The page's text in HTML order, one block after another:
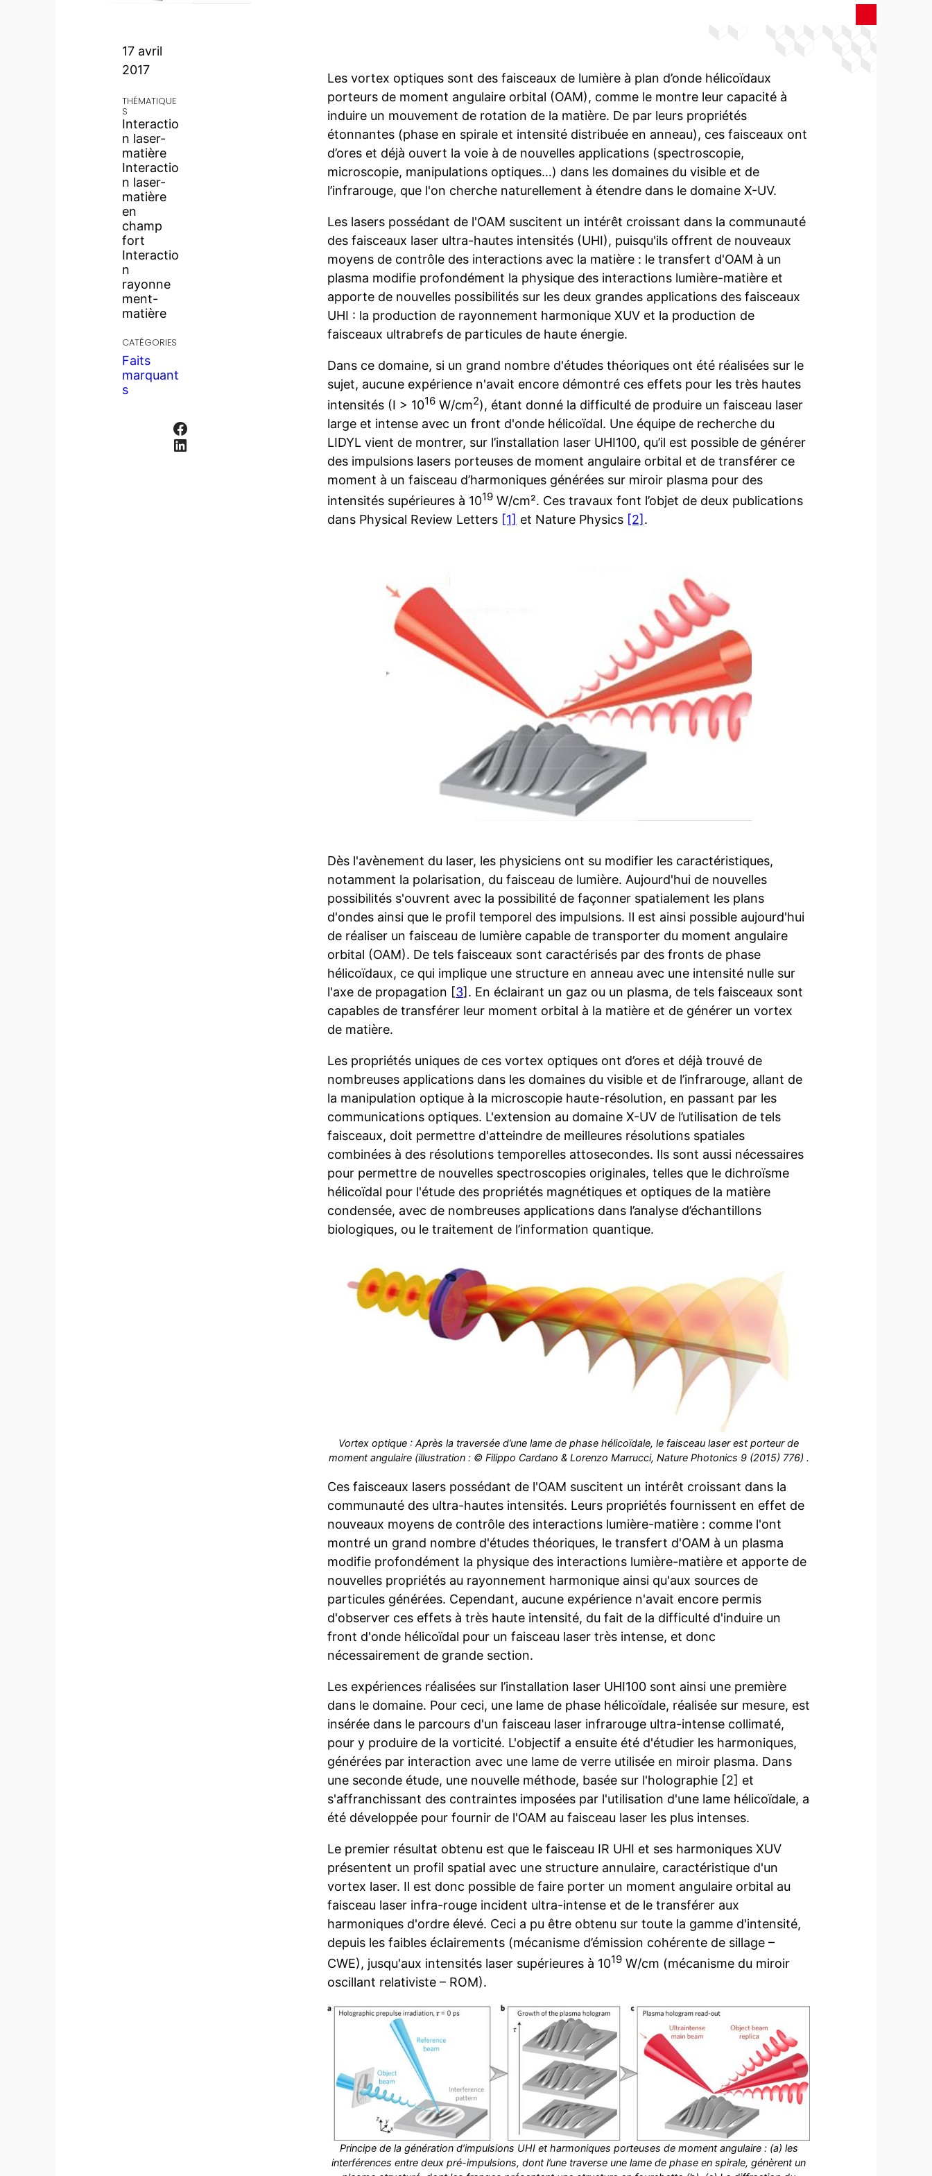
17 avril
2017
THÉMATIQUE
S
Interactio
n laser-
matière
Interactio
n laser-
matière
en
champ
fort
Interactio
n
rayonne
ment-
matière
CATÉGORIES
Faits
marquant
s
Facebook
LinkedIn
Les vortex optiques sont des faisceaux de lumière à plan d’onde hélicoïdaux
porteurs de moment angulaire orbital (OAM), comme le montre leur capacité à
induire un mouvement de rotation de la matière. De par leurs propriétés
étonnantes (phase en spirale et intensité distribuée en anneau), ces faisceaux ont
d’ores et déjà ouvert la voie à de nouvelles applications (spectroscopie,
microscopie, manipulations optiques…) dans les domaines du visible et de
l’infrarouge, que l'on cherche naturellement à étendre dans le domaine X-UV.
Les lasers possédant de l'OAM suscitent un intérêt croissant dans la communauté
des faisceaux laser ultra-hautes intensités (UHI), puisqu'ils offrent de nouveaux
moyens de contrôle des interactions avec la matière : le transfert d'OAM à un
plasma modifie profondément la physique des interactions lumière-matière et
apporte de nouvelles possibilités sur les deux grandes applications des faisceaux
UHI : la production de rayonnement harmonique XUV et la production de
faisceaux ultrabrefs de particules de haute énergie.
Dans ce domaine, si un grand nombre d'études théoriques ont été réalisées sur le
sujet, aucune expérience n'avait encore démontré ces effets pour les très hautes
intensités (I > 1016 W/cm2), étant donné la difficulté de produire un faisceau laser
large et intense avec un front d'onde hélicoïdal. Une équipe de recherche du
LIDYL vient de montrer, sur l’installation laser UHI100, qu’il est possible de générer
des impulsions lasers porteuses de moment angulaire orbital et de transférer ce
moment à un faisceau d’harmoniques générées sur miroir plasma pour des
intensités supérieures à 1019 W/cm². Ces travaux font l’objet de deux publications
dans Physical Review Letters [1] et Nature Physics [2] .
Dès l'avènement du laser, les physiciens ont su modifier les caractéristiques,
notamment la polarisation, du faisceau de lumière. Aujourd'hui de nouvelles
possibilités s'ouvrent avec la possibilité de façonner spatialement les plans
d'ondes ainsi que le profil temporel des impulsions. Il est ainsi possible aujourd'hui
de réaliser un faisceau de lumière capable de transporter du moment angulaire
orbital (OAM). De tels faisceaux sont caractérisés par des fronts de phase
hélicoïdaux, ce qui implique une structure en anneau avec une intensité nulle sur
l'axe de propagation [3]. En éclairant un gaz ou un plasma, de tels faisceaux sont
capables de transférer leur moment orbital à la matière et de générer un vortex
de matière.
Les propriétés uniques de ces vortex optiques ont d’ores et déjà trouvé de
nombreuses applications dans les domaines du visible et de l’infrarouge, allant de
la manipulation optique à la microscopie haute-résolution, en passant par les
communications optiques. L'extension au domaine X-UV de l’utilisation de tels
faisceaux, doit permettre d'atteindre de meilleures résolutions spatiales
combinées à des résolutions temporelles attosecondes. Ils sont aussi nécessaires
pour permettre de nouvelles spectroscopies originales, telles que le dichroïsme
hélicoïdal pour l'étude des propriétés magnétiques et optiques de la matière
condensée, avec de nombreuses applications dans l’analyse d’échantillons
biologiques, ou le traitement de l’information quantique.
Vortex optique : Après la traversée d’une lame de phase hélicoïdale, le faisceau laser est porteur de
moment angulaire (illustration : © Filippo Cardano & Lorenzo Marrucci, Nature Photonics 9 (2015) 776) .
Ces faisceaux lasers possédant de l'OAM suscitent un intérêt croissant dans la
communauté des ultra-hautes intensités. Leurs propriétés fournissent en effet de
nouveaux moyens de contrôle des interactions lumière-matière : comme l'ont
montré un grand nombre d'études théoriques, le transfert d'OAM à un plasma
modifie profondément la physique des interactions lumière-matière et apporte de
nouvelles propriétés au rayonnement harmonique ainsi qu'aux sources de
particules générées. Cependant, aucune expérience n'avait encore permis
d'observer ces effets à très haute intensité, du fait de la difficulté d'induire un
front d'onde hélicoïdal pour un faisceau laser très intense, et donc
nécessairement de grande section.
Les expériences réalisées sur l’installation laser UHI100 sont ainsi une première
dans le domaine. Pour ceci, une lame de phase hélicoïdale, réalisée sur mesure, est
insérée dans le parcours d'un faisceau laser infrarouge ultra-intense collimaté,
pour y produire de la vorticité. L'objectif a ensuite été d'étudier les harmoniques,
générées par interaction avec une lame de verre utilisée en miroir plasma. Dans
une seconde étude, une nouvelle méthode, basée sur l'holographie [2] et
s'affranchissant des contraintes imposées par l'utilisation d'une lame hélicoïdale, a
été développée pour fournir de l'OAM au faisceau laser les plus intenses.
Le premier résultat obtenu est que le faisceau IR UHI et ses harmoniques XUV
présentent un profil spatial avec une structure annulaire, caractéristique d'un
vortex laser. Il est donc possible de faire porter un moment angulaire orbital au
faisceau laser infra-rouge incident ultra-intense et de le transférer aux
harmoniques d'ordre élevé. Ceci a pu être obtenu sur toute la gamme d'intensité,
depuis les faibles éclairements (mécanisme d’émission cohérente de sillage –
CWE), jusqu'aux intensités laser supérieures à 1019 W/cm (mécanisme du miroir
oscillant relativiste – ROM).
Principe de la génération d’impulsions UHI et harmoniques porteuses de moment angulaire : (a) les
interférences entre deux pré-impulsions, dont l’une traverse une lame de phase en spirale, génèrent un